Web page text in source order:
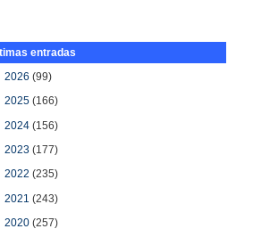
entradas
2026(99)
2025(166)
2024(156)
2023(177)
2022(235)
2021(243)
2020(257)